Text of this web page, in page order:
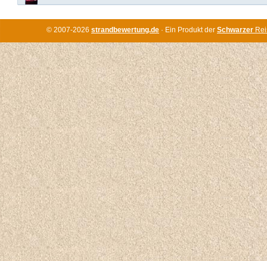
© 2007-2026 strandbewertung.de · Ein Produkt der Schwarzer